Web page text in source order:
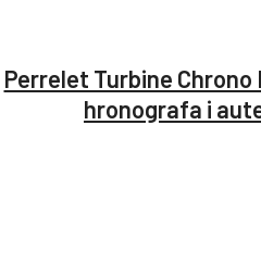
Perrelet Turbine
hronografa i